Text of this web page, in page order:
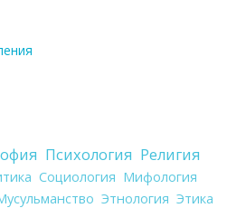
Психология Религия
Социология Мифология
Этнология Этика